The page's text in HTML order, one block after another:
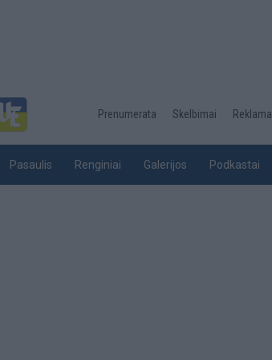
Desktop
top
Prenumerata Skelbimai Reklama
Pasaulis Renginiai Galerijos Podkastai